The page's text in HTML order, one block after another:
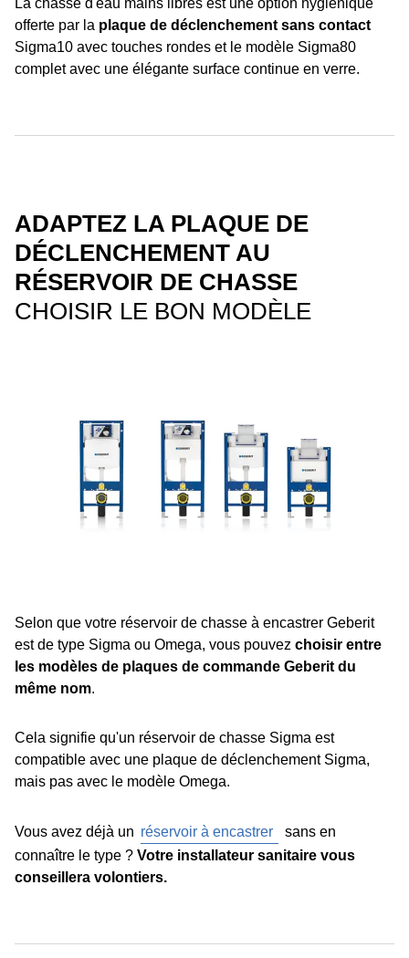
La chasse d'eau mains libres est une option hygiénique
offerte par la plaque de déclenchement sans contact
Sigma10 avec touches rondes et le modèle Sigma80
complet avec une élégante surface continue en verre.
ADAPTEZ LA PLAQUE DE
DÉCLENCHEMENT AU
RÉSERVOIR DE CHASSE
CHOISIR LE BON MODÈLE
Selon que votre réservoir de chasse à encastrer Geberit
est de type Sigma ou Omega, vous pouvez choisir entre
les modèles de plaques de commande Geberit du
même nom.
Cela signifie qu'un réservoir de chasse Sigma est
compatible avec une plaque de déclenchement Sigma,
mais pas avec le modèle Omega.
Vous avez déjà un réservoir à encastrer
sans en
connaître le type ? Votre installateur sanitaire vous
conseillera volontiers.